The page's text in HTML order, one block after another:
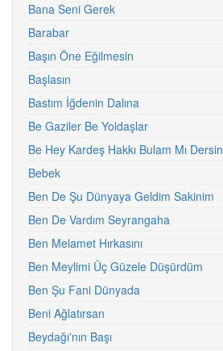
Bana Seni Gerek
Barabar
Başın Öne Eğilmesin
Başlasın
Bastım İğdenin Dalına
Be Gaziler Be Yoldaşlar
Be Hey Kardeş Hakkı Bulam Mı Dersin
Bebek
Ben De Şu Dünyaya Geldim Sakinim
Ben De Vardım Seyrangaha
Ben Melamet Hırkasını
Ben Meylimi Üç Güzele Düşürdüm
Ben Şu Fani Dünyada
Beni Ağlatırsan
Beydağı'nın Başı